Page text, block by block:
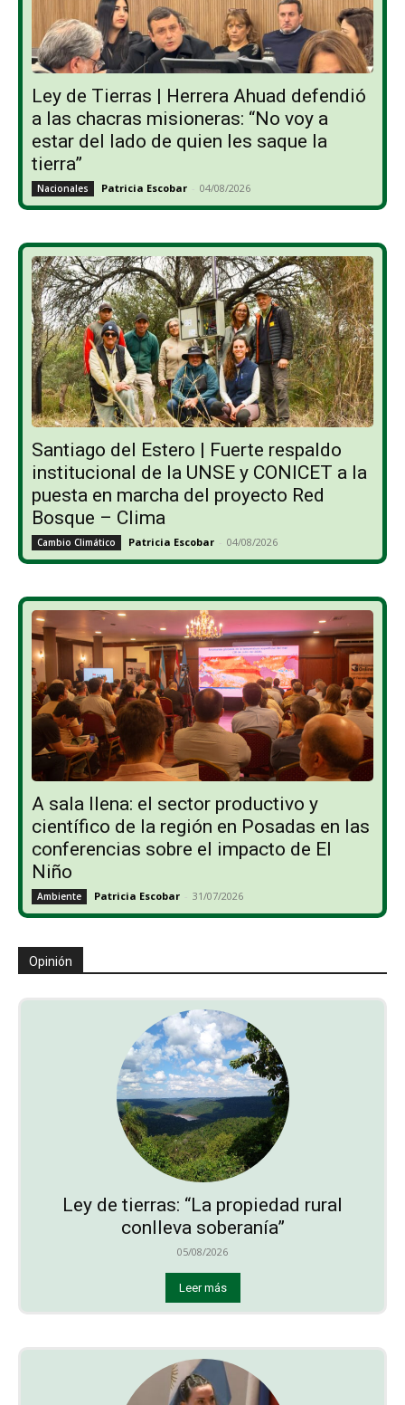
Ley de Tierras | Herrera Ahuad defendió
a las chacras misioneras: “No voy a
estar del lado de quien les saque la
tierra”
Nacionales Patricia Escobar - 04/08/2026
Santiago del Estero | Fuerte respaldo
institucional de la UNSE y CONICET a la
puesta en marcha del proyecto Red
Bosque – Clima
Cambio Climático Patricia Escobar - 04/08/2026
A sala llena: el sector productivo y
científico de la región en Posadas en las
conferencias sobre el impacto de El
Niño
Ambiente Patricia Escobar - 31/07/2026
Opinión
Ley de tierras: “La propiedad rural
conlleva soberanía”
05/08/2026
Leer más